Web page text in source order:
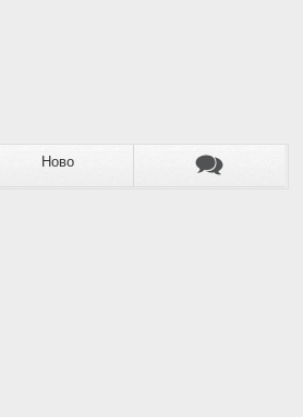
Ново